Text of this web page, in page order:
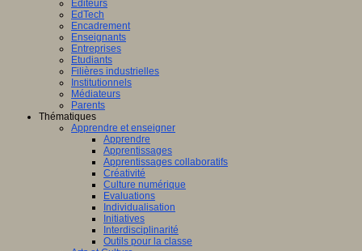
Editeurs
EdTech
Encadrement
Enseignants
Entreprises
Etudiants
Filières industrielles
Institutionnels
Médiateurs
Parents
Thématiques
Apprendre et enseigner
Apprendre
Apprentissages
Apprentissages collaboratifs
Créativité
Culture numérique
Evaluations
Individualisation
Initiatives
Interdisciplinarité
Outils pour la classe